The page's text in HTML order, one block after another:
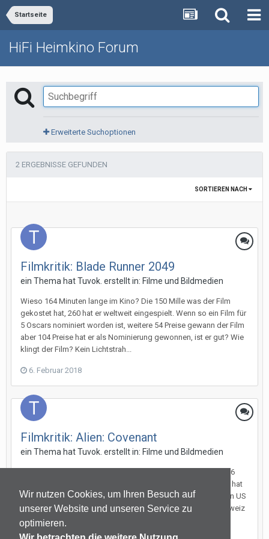
Wir nutzen Cookies, um Ihren Besuch auf
unserer Website und unseren Service zu
optimieren.
Startseite
HiFi Heimkino Forum
Erweiterte Suchoptionen
2 ERGEBNISSE GEFUNDEN
SORTIEREN NACH
Filmkritik: Blade Runner 2049
ein Thema hatTuvok. erstellt in: Filme und Bildmedien
Wieso 164 Minuten lange im Kino? Die 150 Mille was der Film
gekostet hat, 260 hat er weltweit eingespielt. Wenn so ein Film für
5 Oscars nominiert worden ist, weitere 54 Preise gewann der Film
aber 104 Preise hat er als Nominierung gewonnen, ist er gut? Wie
klingt der Film? Kein Lichtstrah...
6. Februar 2018
Filmkritik: Alien: Covenant
ein Thema hatTuvok. erstellt in: Filme und Bildmedien
So wieder mal die Auflistung: Teil 1 kam 1979 ins Kino, hat 116
Minuten gedauert, hat 11 Millionen US $ gekostet. In Amerika hat
er 80 Millionen US $ eingespielt und weltweit nur 104 Millionen US
$. Mit den Bildern von H.R. Giger, einem Zeichner aus der Schweiz
setzt der Film in Grausamkeit, Sp...